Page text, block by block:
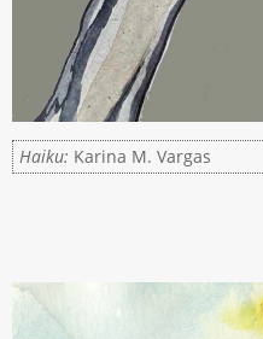
Haiku: Karina M. Vargas